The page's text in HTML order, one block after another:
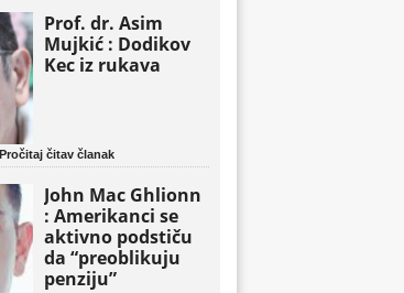
Prof. dr. Asim
Mujkić : Dodikov
Kec iz rukava
Pročitaj čitav članak
John Mac Ghlionn
: Amerikanci se
aktivno podstiču
da “preoblikuju
penziju”